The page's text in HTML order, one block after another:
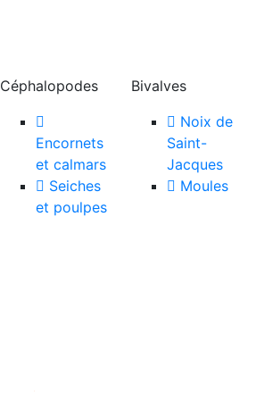
Céphalopodes
Encornets
et calmars
Seiches
et poulpes
Bivalves
Noix de
Saint-
Jacques
Moules